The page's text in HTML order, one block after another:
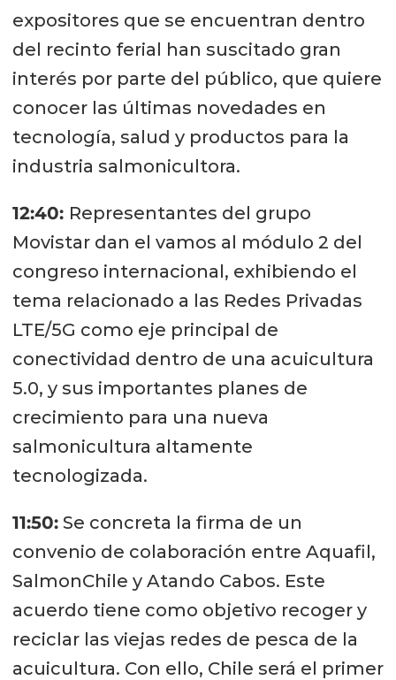
expositores que se encuentran dentro
del recinto ferial han suscitado gran
interés por parte del público, que quiere
conocer las últimas novedades en
tecnología, salud y productos para la
industria salmonicultora.
12:40: Representantes del grupo
Movistar dan el vamos al módulo 2 del
congreso internacional, exhibiendo el
tema relacionado a las Redes Privadas
LTE/5G como eje principal de
conectividad dentro de una acuicultura
5.0, y sus importantes planes de
crecimiento para una nueva
salmonicultura altamente
tecnologizada.
11:50:Se concreta la firma de un
convenio de colaboración entre Aquafil,
SalmonChile y Atando Cabos. Este
acuerdo tiene como objetivo recoger y
reciclar las viejas redes de pesca de la
acuicultura. Con ello, Chile será el primer